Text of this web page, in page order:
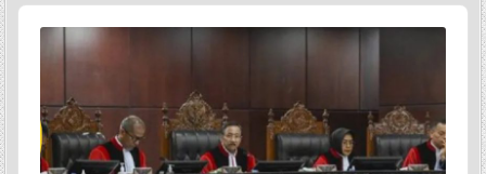
Audio
Player